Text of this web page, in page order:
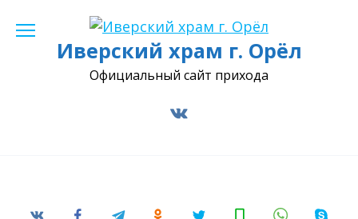
содержаниюИверский храм г. Орёл
Официальный сайт прихода